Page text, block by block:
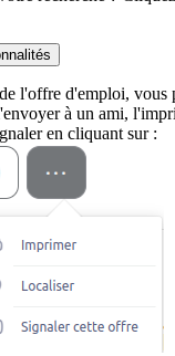
l'offre d'emploi, vous
à un ami,
en cliquant sur :